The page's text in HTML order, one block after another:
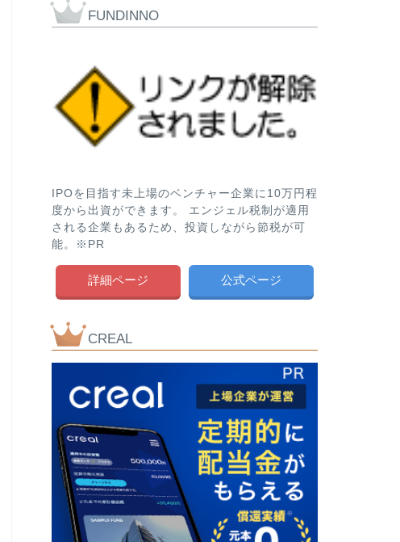
FUNDINNO
IPOを目指す未上場のベンチャー企業に10万円程
度から出資ができます。 エンジェル税制が適用
される企業もあるため、投資しながら節税が可
能。※PR
詳細ページ 公式ページ
CREAL